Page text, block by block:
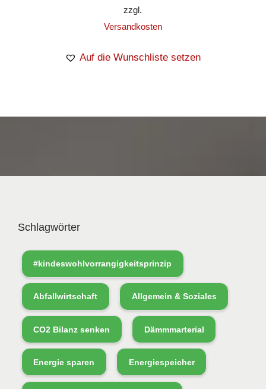
zzgl.
Versandkosten
Auf die Wunschliste setzen
Schlagwörter
#kindeswohlvorrangigkeitsprinzip
Abfallwirtschaft Allgemein & Soziales
CO2 Bilanz senken Dämmmarterial
Energie sparen Energiespeicher